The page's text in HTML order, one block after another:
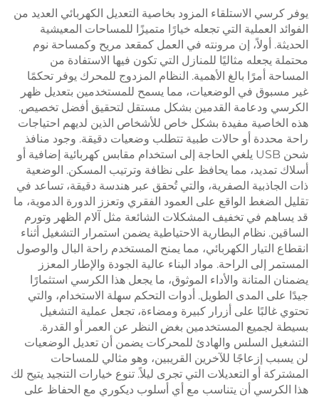
يوفر كرسي الاستلقاء المزود بخاصية التعديل الكهربائي العديد من
الفوائد العملية التي تجعله خيارًا متميزًا للمساحات المعيشية
الحديثة. أولاً، إن مرونته في العمل كمقعد مريح وكمساحة نوم
محتملة يجعله مثاليًا للمنازل التي تكون فيها الاستفادة من
المساحة أمرًا بالغ الأهمية. النظام المزدوج للمحرك يوفر تحكمًا
غير مسبوق في الوضعيات، مما يسمح للمستخدمين بتعديل ظهر
الكرسي ودعامة القدمين بشكل مستقل لتحقيق أفضل تخصيص.
هذه الخاصية مفيدة بشكل خاص للأشخاص الذين لديهم احتياجات
راحة محددة أو حالات طبية تتطلب وضعيات دقيقة. وجود منافذ
شحن USB يلغي الحاجة إلى استخدام مقابس كهربائية إضافية أو
أسلاك تمديد، مما يحافظ على نظافة وترتيب المسكن. الوضعية
ذات الجاذبية الصفرية، والتي تُحقق عبر هندسة دقيقة، تساعد في
تقليل الضغط الواقع على العمود الفقري وتعزز الدورة الدموية، ما
قد يساهم في تخفيف المشكلات الشائعة مثل آلام الظهر وتورم
الساقين. نظام البطارية الاحتياطية يضمن استمرار التشغيل أثناء
انقطاع التيار الكهربائي، مما يمنح المستخدم راحة البال والوصول
المستمر إلى الراحة. مواد البناء عالية الجودة والإطار المعزز
يضمنان المتانة والأداء الموثوق، ما يجعل هذا الكرسي استثمارًا
جيدًا على المدى الطويل. أدوات التحكم سهلة الاستخدام، والتي
تحتوي غالبًا على أزرار كبيرة ومضاءة، تجعل عملية التشغيل
بسيطة لجميع المستخدمين بغض النظر عن العمر أو القدرة.
التشغيل السلس والهادئ للمحركات يضمن أن تعديل الوضعيات
لن يسبب إزعاجًا للآخرين القريبين، وهو مثالي للمساحات
المشتركة أو التعديلات التي تجرى ليلاً. تنوع خيارات التنجيد يتيح لك
هذا الكرسي أن يتناسب مع أي أسلوب ديكوري مع الحفاظ على